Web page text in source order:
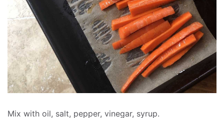
Mix with oil, salt, pepper, vinegar, syrup.